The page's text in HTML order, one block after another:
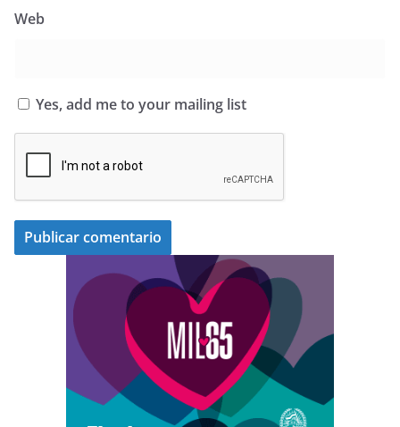
Web
Yes, add me to your mailing list